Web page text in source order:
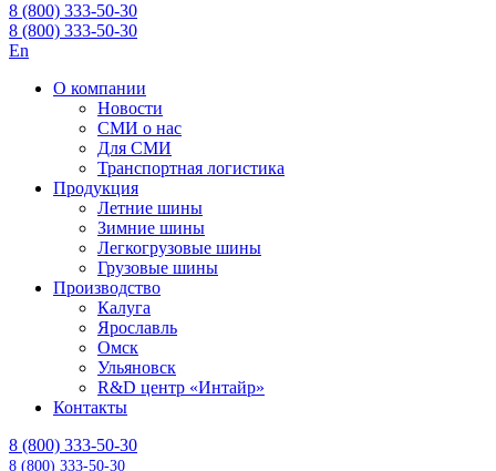
8 (800) 333-50-30
8 (800) 333-50-30
En
О компании
Новости
СМИ о нас
Для СМИ
Транспортная логистика
Продукция
Летние шины
Зимние шины
Легкогрузовые шины
Грузовые шины
Производство
Калуга
Ярославль
Омск
Ульяновск
R&D центр «Интайр»
Контакты
8 (800) 333-50-30
8 (800) 333-50-30